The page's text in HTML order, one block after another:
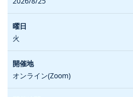
火
オンライン(Zoom)